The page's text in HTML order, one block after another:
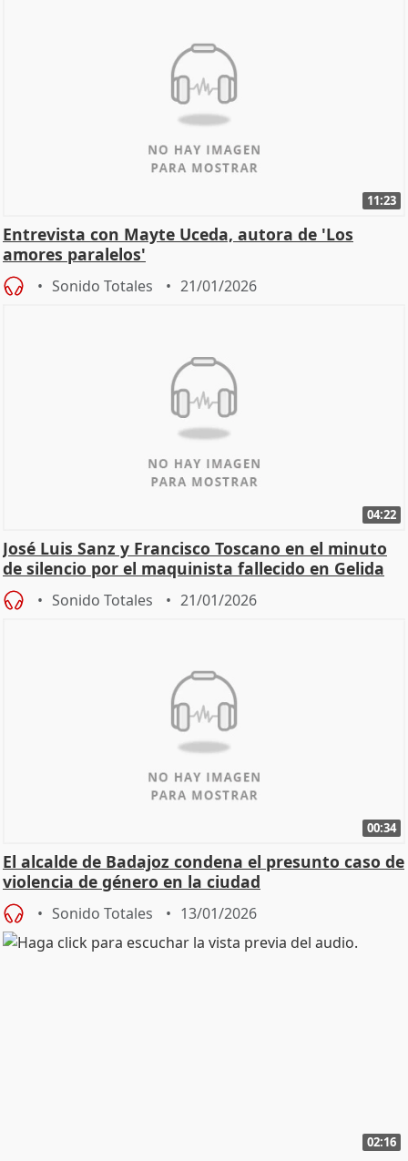
11:23
Entrevista con Mayte Uceda, autora de 'Los
amores paralelos'
Sonido Totales 21/01/2026
04:22
José Luis Sanz y Francisco Toscano en el minuto
de silencio por el maquinista fallecido en Gelida
Sonido Totales 21/01/2026
00:34
El alcalde de Badajoz condena el presunto caso de
violencia de género en la ciudad
Sonido Totales 13/01/2026
02:16